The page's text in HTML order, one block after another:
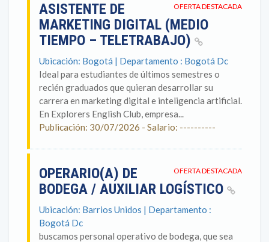
OFERTA DESTACADA
ASISTENTE DE
MARKETING DIGITAL (MEDIO
TIEMPO – TELETRABAJO)
Ubicación: Bogotá | Departamento : Bogotá Dc
Ideal para estudiantes de últimos semestres o
recién graduados que quieran desarrollar su
carrera en marketing digital e inteligencia artificial.
En Explorers English Club, empresa...
Publicación: 30/07/2026 - Salario: ----------
OFERTA DESTACADA
OPERARIO(A) DE
BODEGA / AUXILIAR LOGÍSTICO
Ubicación: Barrios Unidos | Departamento :
Bogotá Dc
buscamos personal operativo de bodega, que sea